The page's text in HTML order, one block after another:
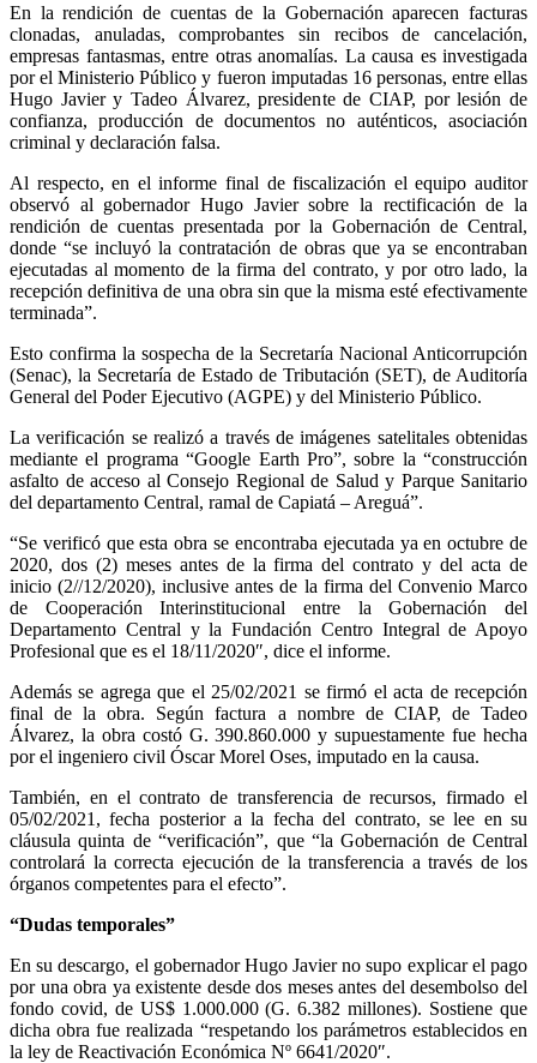
En la rendición de cuentas de la Gobernación aparecen facturas
clonadas, anuladas, comprobantes sin recibos de cancelación,
empresas fantasmas, entre otras anomalías. La causa es investigada
por el Ministerio Público y fueron imputadas 16 personas, entre ellas
Hugo Javier y Tadeo Álvarez, presidente de CIAP, por lesión de
confianza, producción de documentos no auténticos, asociación
criminal y declaración falsa.
Al respecto, en el informe final de fiscalización el equipo auditor
observó al gobernador Hugo Javier sobre la rectificación de la
rendición de cuentas presentada por la Gobernación de Central,
donde “se incluyó la contratación de obras que ya se encontraban
ejecutadas al momento de la firma del contrato, y por otro lado, la
recepción definitiva de una obra sin que la misma esté efectivamente
terminada”.
Esto confirma la sospecha de la Secretaría Nacional Anticorrupción
(Senac), la Secretaría de Estado de Tributación (SET), de Auditoría
General del Poder Ejecutivo (AGPE) y del Ministerio Público.
La verificación se realizó a través de imágenes satelitales obtenidas
mediante el programa “Google Earth Pro”, sobre la “construcción
asfalto de acceso al Consejo Regional de Salud y Parque Sanitario
del departamento Central, ramal de Capiatá – Areguá”.
“Se verificó que esta obra se encontraba ejecutada ya en octubre de
2020, dos (2) meses antes de la firma del contrato y del acta de
inicio (2//12/2020), inclusive antes de la firma del Convenio Marco
de Cooperación Interinstitucional entre la Gobernación del
Departamento Central y la Fundación Centro Integral de Apoyo
Profesional que es el 18/11/2020″, dice el informe.
Además se agrega que el 25/02/2021 se firmó el acta de recepción
final de la obra. Según factura a nombre de CIAP, de Tadeo
Álvarez, la obra costó G. 390.860.000 y supuestamente fue hecha
por el ingeniero civil Óscar Morel Oses, imputado en la causa.
También, en el contrato de transferencia de recursos, firmado el
05/02/2021, fecha posterior a la fecha del contrato, se lee en su
cláusula quinta de “verificación”, que “la Gobernación de Central
controlará la correcta ejecución de la transferencia a través de los
órganos competentes para el efecto”.
“Dudas temporales”
En su descargo, el gobernador Hugo Javier no supo explicar el pago
por una obra ya existente desde dos meses antes del desembolso del
fondo covid, de US$ 1.000.000 (G. 6.382 millones). Sostiene que
dicha obra fue realizada “respetando los parámetros establecidos en
la ley de Reactivación Económica Nº 6641/2020″.